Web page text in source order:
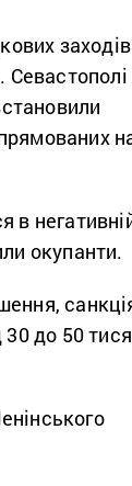
заходів
Севастополі
в
окупанти.
30 до 50